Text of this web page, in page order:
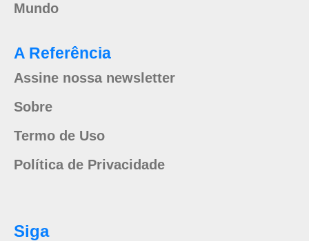
Mundo
A Referência
Assine nossa newsletter
Sobre
Termo de Uso
Política de Privacidade
Siga